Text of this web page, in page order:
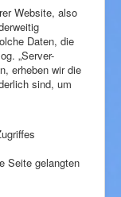
Website, also
Daten, die
„Server-
erheben wir die
sind, um
Seite gelangten